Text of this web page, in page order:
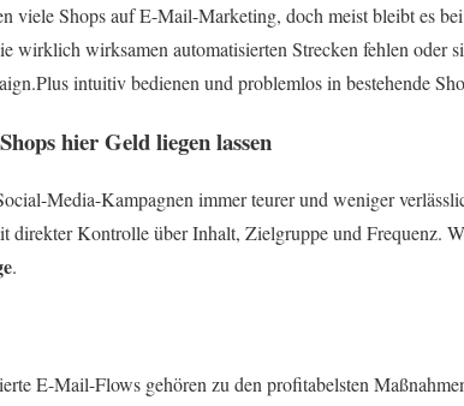
viele Shops auf E-Mail-Marketing, doch meist bleibt es
wirklich wirksamen automatisierten Strecken fehlen oder
intuitiv bedienen und problemlos in bestehende
hier Geld liegen lassen
Media-Kampagnen immer teurer und weniger
direkter Kontrolle über Inhalt, Zielgruppe und Frequenz.
.
E-Mail-Flows gehören zu den profitabelsten